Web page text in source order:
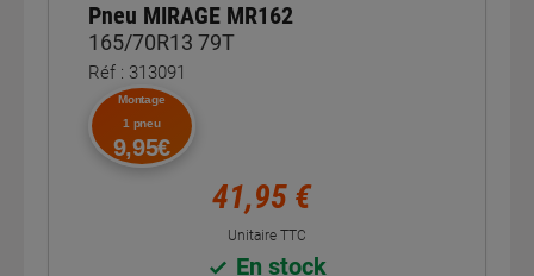
Pneu MIRAGE MR162
165/70R13 79T
Réf : 313091
Montage
1 pneu
9,95€
41,95 €
Unitaire TTC
En stock